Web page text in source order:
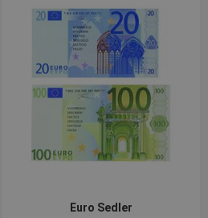
Euro Sedler